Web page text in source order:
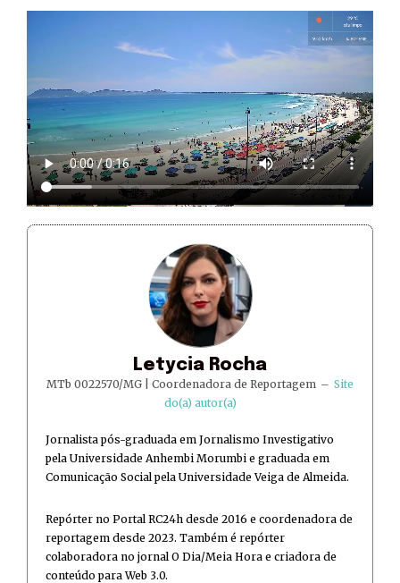
Letycia Rocha
MTb 0022570/MG | Coordenadora de Reportagem – Site
do(a) autor(a)
Jornalista pós-graduada em Jornalismo Investigativo
pela Universidade Anhembi Morumbi e graduada em
Comunicação Social pela Universidade Veiga de Almeida.
Repórter no Portal RC24h desde 2016 e coordenadora de
reportagem desde 2023. Também é repórter
colaboradora no jornal O Dia/Meia Hora e criadora de
conteúdo para Web 3.0.